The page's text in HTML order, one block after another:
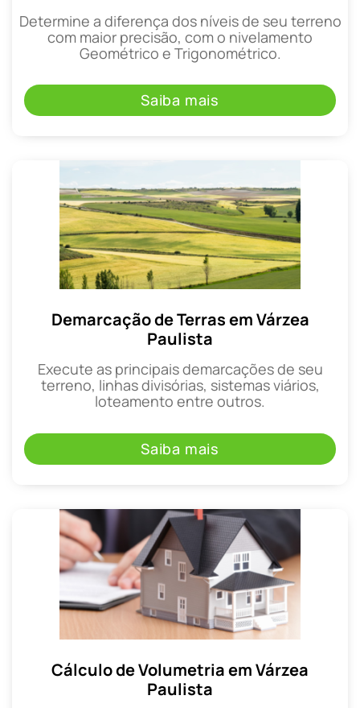
Determine a diferença dos níveis de seu terreno
com maior precisão, com o nivelamento
Geométrico e Trigonométrico.
Saiba mais
Demarcação de Terras em Várzea
Paulista
Execute as principais demarcações de seu
terreno, linhas divisórias, sistemas viários,
loteamento entre outros.
Saiba mais
Cálculo de Volumetria em Várzea
Paulista